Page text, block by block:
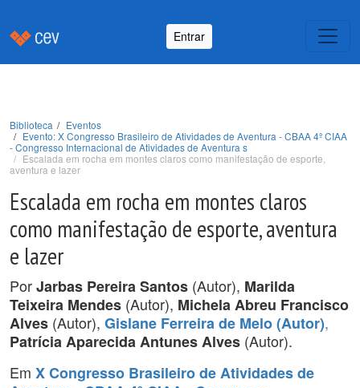
Entrar
Biblioteca
Eventos
Evento: X Congresso Brasileiro de Atividades de Aventura - CBAA 4º CIAA
- Congresso Internacional de Atividades de Aventura s
Escalada em rocha em montes claros como manifestação de esporte,
aventura e lazer
Escalada em rocha em montes claros
como manifestação de esporte, aventura
e lazer
PorJarbas Pereira Santos (Autor), Marilda
Teixeira Mendes (Autor), Michela Abreu Francisco
Alves (Autor), Gislane Ferreira de Melo (Autor),
Patrícia Aparecida Antunes Alves (Autor).
Em X Congresso Brasileiro de Atividades de